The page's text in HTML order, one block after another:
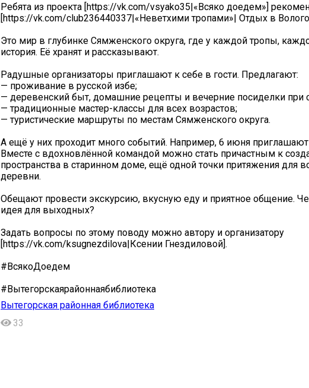
Ребята из проекта [https://vk.com/vsyako35|«Всяко доедем»]
[https://vk.com/club236440337|«Неветхими тропами»| Отдых в
Это мир в глубинке Сямженского округа, где у каждой тропы,
история. Её хранят и рассказывают.
Радушные организаторы приглашают к себе в гости. Предлагают:
— проживание в русской избе;
— деревенский быт, домашние рецепты и вечерние посиделки при
— традиционные мастер-классы для всех возрастов;
— туристические маршруты по местам Сямженского округа.
А ещё у них проходит много событий. Например, 6 июня
Вместе с вдохновлённой командой можно стать причастным к
пространства в старинном доме, ещё одной точки притяжения для
деревни.
Обещают провести экскурсию, вкусную еду и приятное общение.
идея для выходных?
Задать вопросы по этому поводу можно автору и организатору
[https://vk.com/ksugnezdilova|Ксении Гнездиловой].
#ВсякоДоедем
#Вытегорскаярайоннаябиблиотека
Вытегорская районная библиотека
33